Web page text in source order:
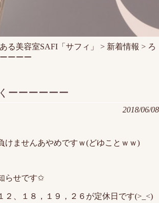
る美容室SAFI「サフィ」 > 新着情報 > ろ
ーーー
ーーーーーー
2018/06/08
けませんあやめですｗ(どゆことｗｗ)
らせです✩
２、１８，１９，２６が定休日です(>_<)